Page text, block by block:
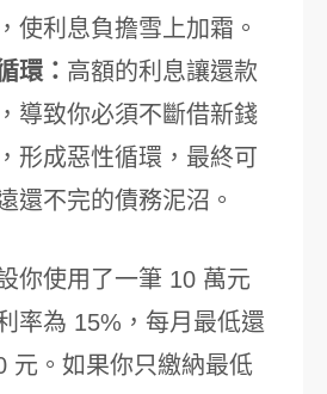
使利息負擔雪上加霜。
環： 高額的利息讓還款
導致你必須不斷借新錢
形成惡性循環，最終可
還不完的債務泥沼。
你使用了一筆 10 萬元
率為 15%，每月最低還
元。如果你只繳納最低